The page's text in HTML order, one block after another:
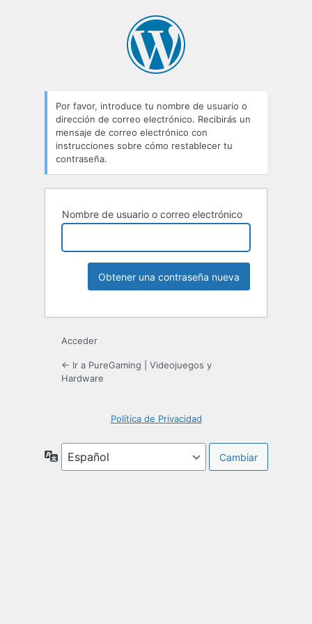
Por favor, introduce tu nombre de usuario o
dirección de correo electrónico. Recibirás un
mensaje de correo electrónico con
instrucciones sobre cómo restablecer tu
contraseña.
Nombre de usuario o correo electrónico
Acceder
← Ir a PureGaming | Videojuegos y
Hardware
Política de Privacidad
Idioma